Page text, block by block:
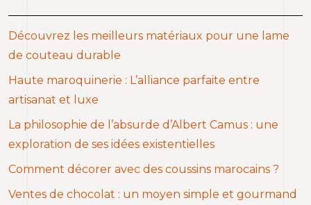
Découvrez les meilleurs matériaux pour une lame
de couteau durable
Haute maroquinerie : L’alliance parfaite entre
artisanat et luxe
La philosophie de l’absurde d’Albert Camus : une
exploration de ses idées existentielles
Comment décorer avec des coussins marocains ?
Ventes de chocolat : un moyen simple et gourmand